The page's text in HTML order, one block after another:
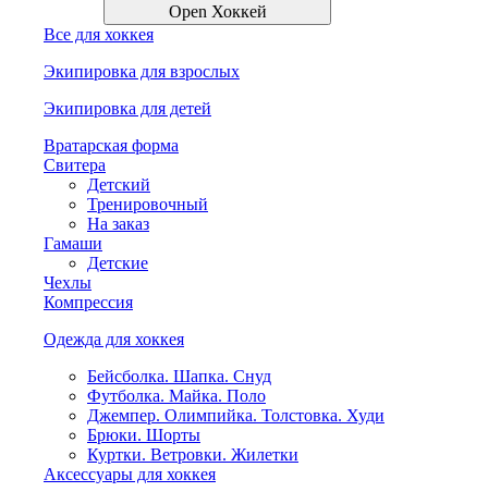
Open Хоккей
Все для хоккея
Экипировка для взрослых
Экипировка для детей
Вратарская форма
Свитера
Детский
Тренировочный
На заказ
Гамаши
Детские
Чехлы
Компрессия
Одежда для хоккея
Бейсболка. Шапка. Снуд
Футболка. Майка. Поло
Джемпер. Олимпийка. Толстовка. Худи
Брюки. Шорты
Куртки. Ветровки. Жилетки
Аксессуары для хоккея